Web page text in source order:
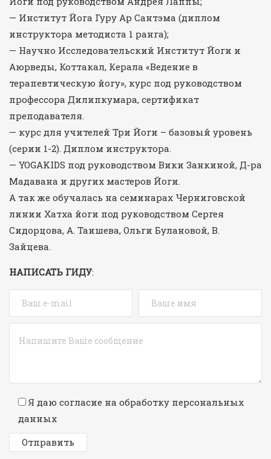
— Институт Йога Гуру Ар Сантэма (диплом
инструктора методиста 1 ранга);
— Научно Исследовательский Институт Йоги и
Аюрведы, Коттакал, Керала «Ведение в
терапевтическую йогу», курс под руководством
профессора Дилипкумара, сертификат
преподавателя.
— курс для учителей Три Йоги – базовый уровень
(серии 1-2). Диплом инструктора.
— YOGAKIDS под руководством Вики Занкиной, Д-ра
Мадавана и других мастеров Йоги.
А так же обучалась на семинарах Черниговской
линии Хатха йоги под руководством Сергея
Сидорцова, А. Таишева, Ольги Булановой, В.
Зайцева.
НАПИСАТЬ ГИДУ:
Я даю согласие на обработку персональных
данных